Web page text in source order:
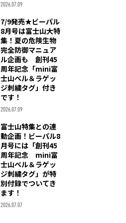
2026.07.09
7/9発売★ビーパル
8月号は富士山大特
集！夏の危険生物
完全防御マニュア
ル企画も 創刊45
周年記念「mini富
士山ベル＆ラゲッ
ジ刺繍タグ」付き
です！
2026.07.09
富士山特集との連
動企画！ビーパル8
月号には「創刊45
周年記念 mini富
士山ベル＆ラゲッ
ジ刺繍タグ」が特
別付録でついてき
ます！
2026.07.07